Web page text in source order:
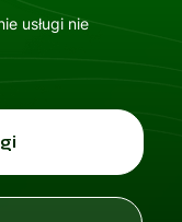
usługi nie